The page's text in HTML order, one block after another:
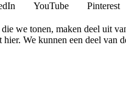
YouTube Pinterest
we tonen, maken deel uit
We kunnen een deel van